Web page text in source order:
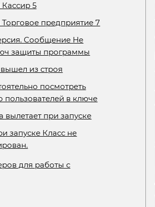
5
предприятие 7
Сообщение Не
защиты программы
из строя
посмотреть
пользователей в ключе
вылетает при запуске
запуске Класс не
для работы с